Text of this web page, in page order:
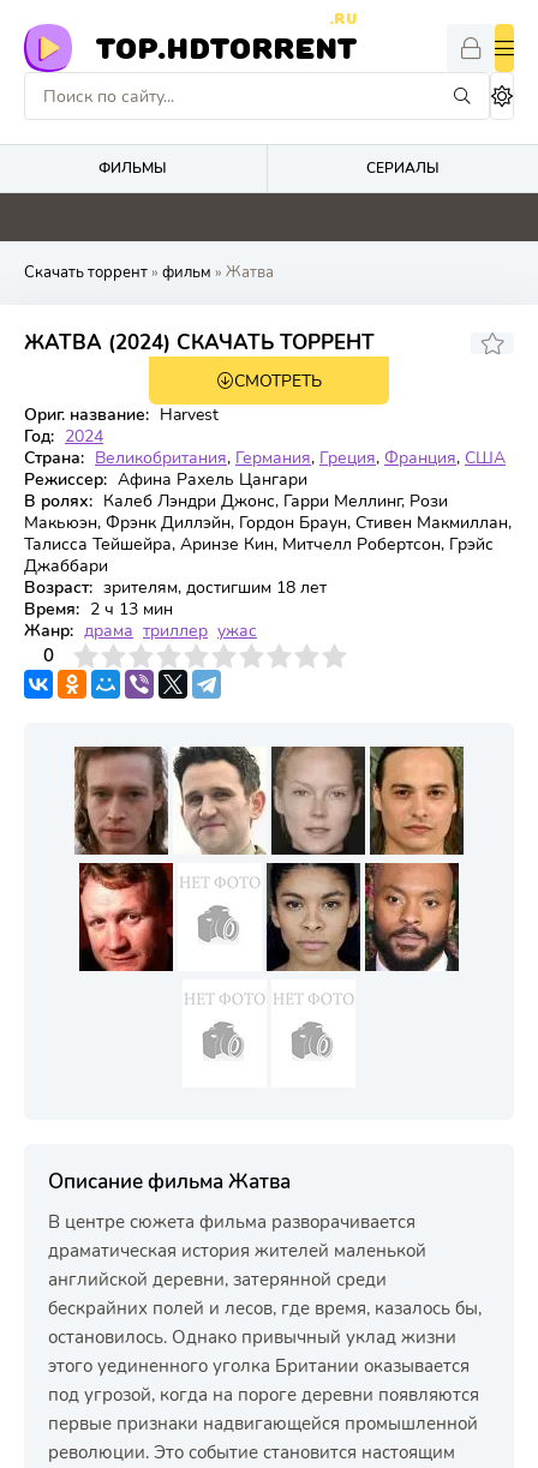
TOP.HDTORRENT
.RU
ФИЛЬМЫ СЕРИАЛЫ
0 2.2 0 0
Скачать торрент» фильм » Жатва
ЖАТВА (2024) СКАЧАТЬ ТОРРЕНТ
6.067 5.3
СМОТРЕТЬ
Ориг. название: Harvest
Год: 2024
Страна: Великобритания, Германия, Греция, Франция, США
Режиссер: Афина Рахель Цангари
В ролях: Калеб Лэндри Джонс, Гарри Меллинг, Рози
Макьюэн, Фрэнк Диллэйн, Гордон Браун, Стивен Макмиллан,
Талисса Тейшейра, Аринзе Кин, Митчелл Робертсон, Грэйс
Джаббари
Возраст: зрителям, достигшим 18 лет
Время: 2 ч 13 мин
Жанр: драма триллер ужас
0
4 6 7 8 9 10
Описание фильма Жатва
В центре сюжета фильма разворачивается
драматическая история жителей маленькой
английской деревни, затерянной среди
бескрайних полей и лесов, где время, казалось бы,
остановилось. Однако привычный уклад жизни
этого уединенного уголка Британии оказывается
под угрозой, когда на пороге деревни появляются
первые признаки надвигающейся промышленной
революции. Это событие становится настоящим